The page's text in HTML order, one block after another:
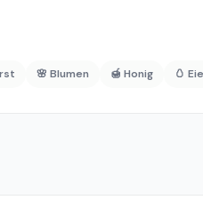
🌸 Blumen 🍯 Honig 🥚